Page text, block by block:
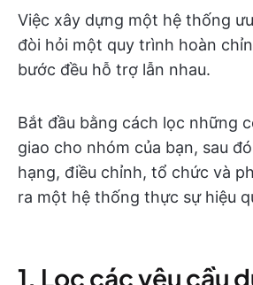
Việc xây dựng một hệ thống
đòi hỏi một quy trình hoàn
bước đều hỗ trợ lẫn nhau.
Bắt đầu bằng cách lọc những
giao cho nhóm của bạn, sau
hạng, điều chỉnh, tổ chức và
ra một hệ thống thực sự hiệu
1. Lọc các yêu cầu